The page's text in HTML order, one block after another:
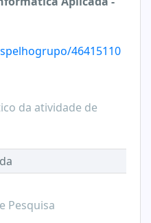
46415110
da atividade de
Pesquisa